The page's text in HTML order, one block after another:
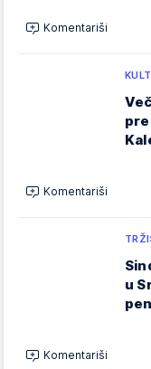
Komentariši
Komentariši
u
Komentariši